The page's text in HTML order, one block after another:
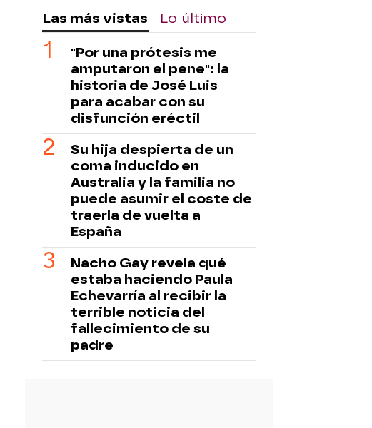
Las más vistas Lo último
"Por una prótesis me
amputaron el pene": la
historia de José Luis
para acabar con su
disfunción eréctil
Su hija despierta de un
coma inducido en
Australia y la familia no
puede asumir el coste de
traerla de vuelta a
España
Nacho Gay revela qué
estaba haciendo Paula
Echevarría al recibir la
terrible noticia del
fallecimiento de su
padre